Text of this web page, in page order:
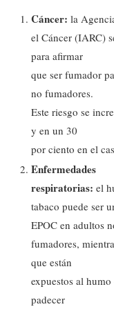
Cáncer: la
el Cáncer (IARC)
para afirmar
que ser fumador
no fumadores.
Este riesgo se
y en un 30
por ciento en el
Enfermedades
respiratorias: el
tabaco puede ser
EPOC en adultos
fumadores,
que están
expuestos al
padecer